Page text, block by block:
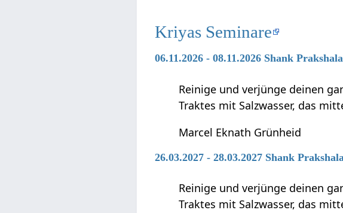
Kriyas Seminare
06.11.2026 - 08.11.2026 Shank
Reinige und verjünge deinen
Traktes mit Salzwasser, das
Marcel Eknath Grünheid
26.03.2027 - 28.03.2027 Shank
Reinige und verjünge deinen
Traktes mit Salzwasser, das